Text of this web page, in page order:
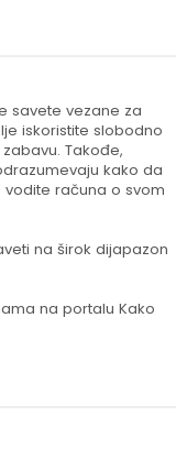
savete vezane za
iskoristite slobodno
Takođe,
kako da
računa o svom
na širok dijapazon
na portalu Kako